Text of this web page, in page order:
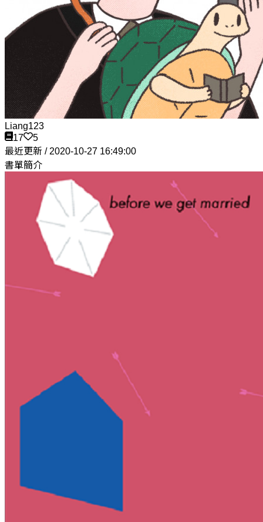
Liang123
17
5
最近更新 / 2020-10-27 16:49:00
書單簡介